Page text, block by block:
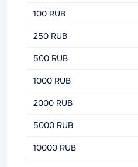
100 RUB
250 RUB
500 RUB
1000 RUB
2000 RUB
5000 RUB
10000 RUB